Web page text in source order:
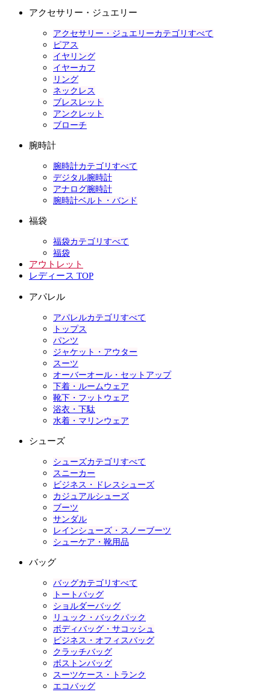
アクセサリー・ジュエリー
アクセサリー・ジュエリーカテゴリすべて
ピアス
イヤリング
イヤーカフ
リング
ネックレス
ブレスレット
アンクレット
ブローチ
腕時計
腕時計カテゴリすべて
デジタル腕時計
アナログ腕時計
腕時計ベルト・バンド
福袋
福袋カテゴリすべて
福袋
アウトレット
レディース TOP
アパレル
アパレルカテゴリすべて
トップス
パンツ
ジャケット・アウター
スーツ
オーバーオール・セットアップ
下着・ルームウェア
靴下・フットウェア
浴衣・下駄
水着・マリンウェア
シューズ
シューズカテゴリすべて
スニーカー
ビジネス・ドレスシューズ
カジュアルシューズ
ブーツ
サンダル
レインシューズ・スノーブーツ
シューケア・靴用品
バッグ
バッグカテゴリすべて
トートバッグ
ショルダーバッグ
リュック・バックパック
ボディバッグ・サコッシュ
ビジネス・オフィスバッグ
クラッチバッグ
ボストンバッグ
スーツケース・トランク
エコバッグ